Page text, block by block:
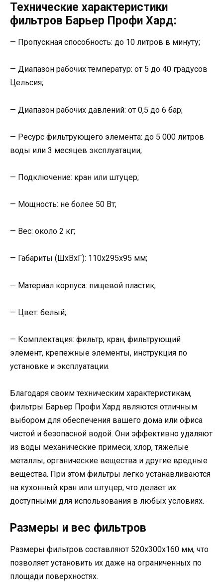
Технические характеристики
фильтров Барьер Профи Хард:
— Пропускная способность: до 10 литров в минуту;
— Диапазон рабочих температур: от 5 до 40 градусов
Цельсия;
— Диапазон рабочих давлений: от 0,5 до 6 бар;
— Ресурс фильтрующего элемента: до 5 000 литров
воды или 3 месяцев эксплуатации;
— Подключение: кран или штуцер;
— Мощность: не более 50 Вт;
— Вес: около 2 кг;
— Габариты (ШхВхГ): 110x295x95 мм;
— Материал корпуса: пищевой пластик;
— Цвет: белый;
— Комплектация: фильтр, кран, фильтрующий
элемент, крепежные элементы, инструкция по
установке и эксплуатации.
Благодаря своим техническим характеристикам,
фильтры Барьер Профи Хард являются отличным
выбором для обеспечения вашего дома или офиса
чистой и безопасной водой. Они эффективно удаляют
из воды механические примеси, хлор, тяжелые
металлы, органические вещества и другие вредные
вещества. При этом фильтры легко устанавливаются
на кухонный кран или штуцер, что делает их
доступными для использования в любых условиях.
Размеры и вес фильтров
Размеры фильтров составляют 520x300x160 мм, что
позволяет установить их даже на ограниченных по
площади поверхностях.